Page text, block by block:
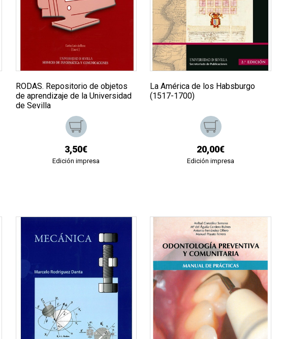
RODAS. Repositorio de objetos
de aprendizaje de la Universidad
de Sevilla
3,50€
Edición impresa
La América de los Habsburgo
(1517-1700)
20,00€
Edición impresa